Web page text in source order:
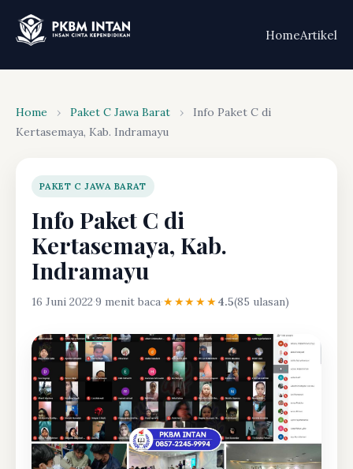
HomeArtikel
Home › Paket C Jawa Barat ›
Info Paket C di
Kertasemaya, Kab. Indramayu
PAKET C JAWA BARAT
Info Paket C di
Kertasemaya, Kab.
Indramayu
16 Juni 2022·9 menit baca·★★★★★4.5(85 ulasan)